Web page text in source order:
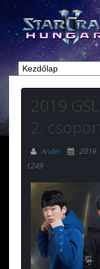
2019
2.
Ander 2019.
1249